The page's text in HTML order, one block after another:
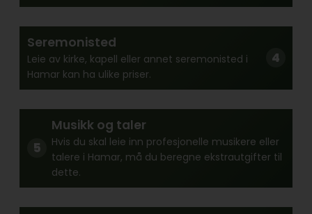
Seremonisted
Leie av kirke, kapell eller annet seremonisted i
Hamar kan ha ulike priser.
Musikk og taler
Hvis du skal leie inn profesjonelle musikere eller
talere i Hamar, må du beregne ekstrautgifter til
dette.